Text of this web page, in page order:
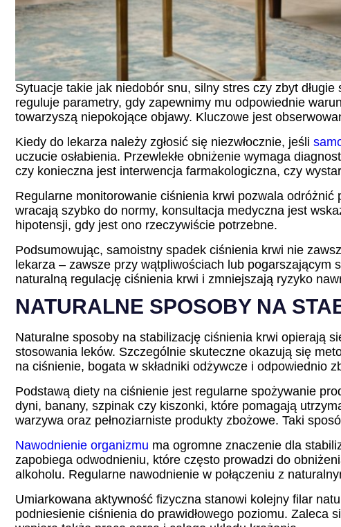
Sytuacje takie jak niedobór snu, silny stres czy zbyt
reguluje parametry, gdy zapewnimy mu odpowiednie
towarzyszą niepokojące objawy. Kluczowe jest
Kiedy do lekarza należy zgłosić się niezwłocznie, jeśli
uczucie osłabienia. Przewlekłe obniżenie wymaga
czy konieczna jest interwencja farmakologiczna, czy
Regularne monitorowanie ciśnienia krwi pozwala
wracają szybko do normy, konsultacja medyczna jest
hipotensji, gdy jest ono rzeczywiście potrzebne.
Podsumowując, samoistny spadek ciśnienia krwi nie
lekarza – zawsze przy wątpliwościach lub pogarszającym
naturalną regulację ciśnienia krwi i zmniejszają ryzyko
NATURALNE SPOSOBY NA
Naturalne sposoby na stabilizację ciśnienia krwi opierają
stosowania leków. Szczególnie skuteczne okazują się
na ciśnienie, bogata w składniki odżywcze i odpowiednio
Podstawą diety na ciśnienie jest regularne spożywanie
dyni, banany, szpinak czy kiszonki, które pomagają
warzywa oraz pełnoziarniste produkty zbożowe. Taki
Nawodnienie organizmu ma ogromne znaczenie dla
zapobiega odwodnieniu, które często prowadzi do
alkoholu. Regularne nawodnienie w połączeniu z
Umiarkowana aktywność fizyczna stanowi kolejny filar
podniesienie ciśnienia do prawidłowego poziomu. Zaleca